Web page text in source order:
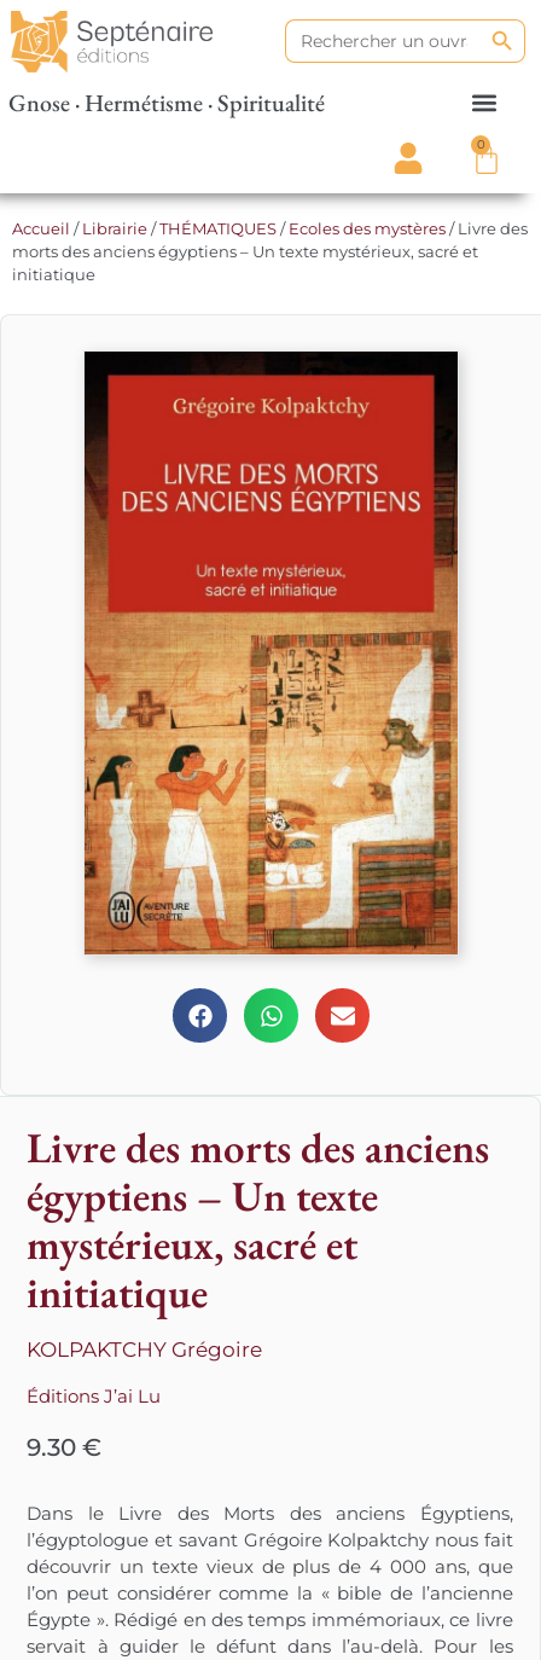
Search
for:
Gnose · Hermétisme · Spiritualité
0
Accueil /Librairie/THÉMATIQUES/Ecoles des mystères/ Livre des
morts des anciens égyptiens – Un texte mystérieux, sacré et
initiatique
Livre des morts des anciens
égyptiens – Un texte
mystérieux, sacré et
initiatique
KOLPAKTCHY Grégoire
Éditions J’ai Lu
9.30€
Dans le Livre des Morts des anciens Égyptiens,
l’égyptologue et savant Grégoire Kolpaktchy nous fait
découvrir un texte vieux de plus de 4 000 ans, que
l’on peut considérer comme la « bible de l’ancienne
Égypte ». Rédigé en des temps immémoriaux, ce livre
servait à guider le défunt dans l’au-delà. Pour les